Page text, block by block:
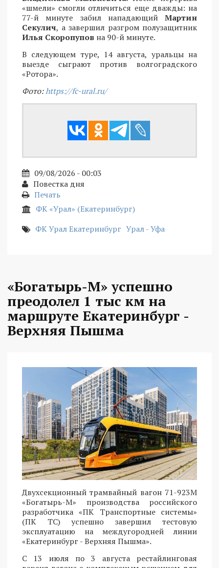
«шмели» смогли отличиться еще дважды: на
77-й минуте забил нападающий Мартин
Секулич, а завершил разгром полузащитник
Илья Скоропупов на 90-й минуте.
В следующем туре, 14 августа, уральцы на
выезде сыграют против волгоградского
«Ротора».
Фото:https://fc-ural.ru/
09/08/2026 - 00:03
Повестка дня
Печать
ФК «Урал» (Екатеринбург)
ФК Урал Екатеринбург Урал - Уфа
«Богатырь-М» успешно
преодолел 1 тыс км на
маршруте Екатеринбург -
Верхняя Пышма
Двухсекционный трамвайный вагон 71-923М
«Богатырь-М» производства российского
разработчика «ПК Транспортные системы»
(ПК ТС) успешно завершил тестовую
эксплуатацию на междугородней линии
«Екатеринбург - Верхняя Пышма».
С 13 июля по 3 августа рестайлинговая